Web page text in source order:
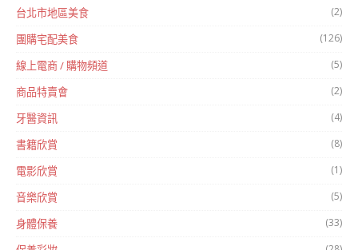
台北市地區美食 (2)
團購宅配美食 (126)
線上電商 / 購物頻道 (5)
商品特賣會 (2)
牙醫資訊 (4)
書籍欣賞 (8)
電影欣賞 (1)
音樂欣賞 (5)
身體保養 (33)